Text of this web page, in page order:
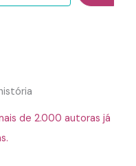
de 2.000 autoras já